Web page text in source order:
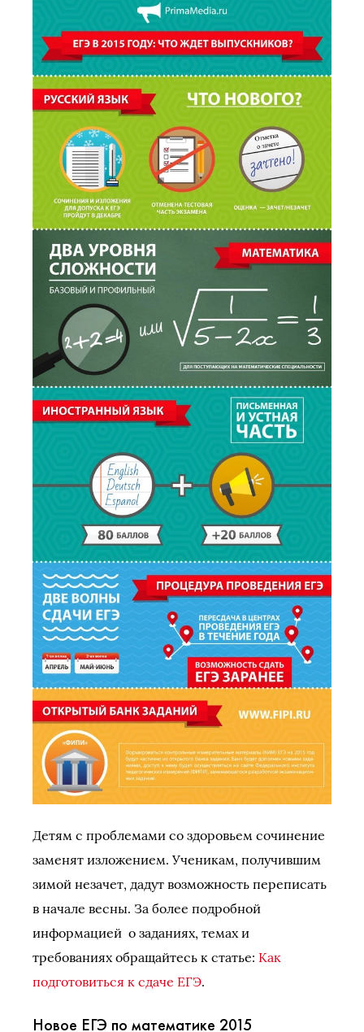
Детям с проблемами со здоровьем сочинение
заменят изложением. Ученикам, получившим
зимой незачет, дадут возможность переписать
в начале весны. За более подробной
информацией о заданиях, темах и
требованиях обращайтесь к статье: Как
подготовиться к сдаче ЕГЭ.
Новое ЕГЭ по математике 2015